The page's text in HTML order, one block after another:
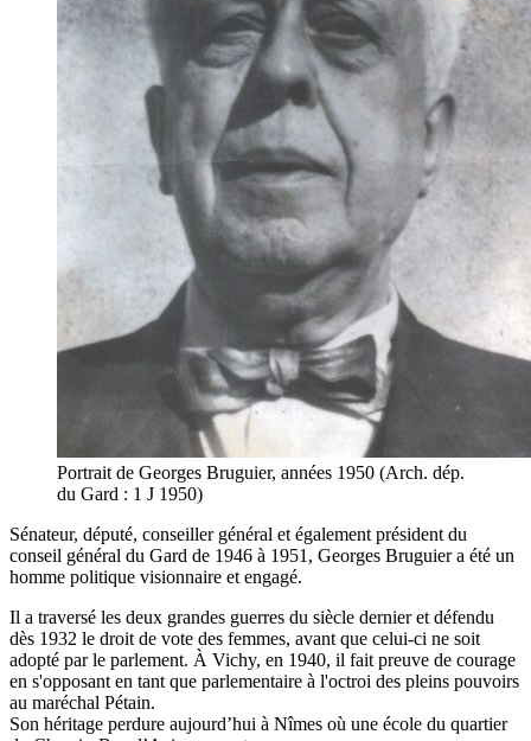
Portrait de Georges Bruguier, années 1950 (Arch. dép.
du Gard : 1 J 1950)
Sénateur, député, conseiller général et également président du
conseil général du Gard de 1946 à 1951, Georges Bruguier a été un
homme politique visionnaire et engagé.
Il a traversé les deux grandes guerres du siècle dernier et défendu
dès 1932 le droit de vote des femmes, avant que celui-ci ne soit
adopté par le parlement. À Vichy, en 1940, il fait preuve de courage
en s'opposant en tant que parlementaire à l'octroi des pleins pouvoirs
au maréchal Pétain.
Son héritage perdure aujourd’hui à Nîmes où une école du quartier